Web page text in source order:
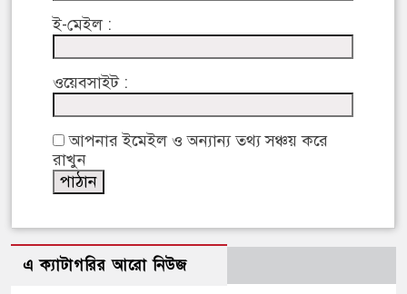
ই-মেইল :
ওয়েবসাইট :
আপনার ইমেইল ও অন্যান্য তথ্য সঞ্চয় করে
রাখুন
এ ক্যাটাগরির আরো নিউজ